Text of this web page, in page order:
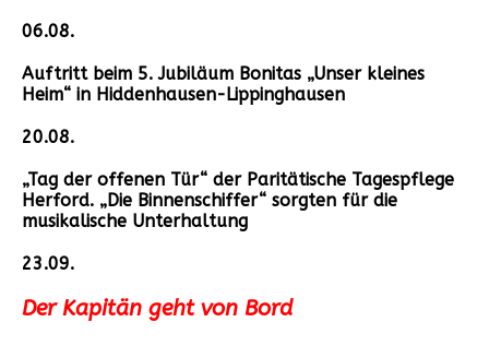
06.08.
Auftritt beim 5. Jubiläum Bonitas „Unser kleines
Heim“ in Hiddenhausen-Lippinghausen
20.08.
„Tag der offenen Tür“ der Paritätische Tagespflege
Herford. „Die Binnenschiffer“ sorgten für die
musikalische Unterhaltung
23.09.
Der Kapitän geht von Bord